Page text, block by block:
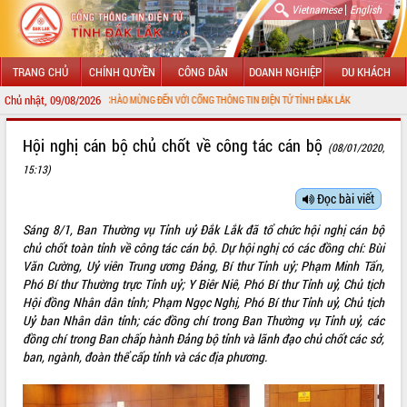
Vietnamese| English
TRANG CHỦ CHÍNH QUYỀN CÔNG DÂN DOANH NGHIỆP DU KHÁCH
Chủ nhật, 09/08/2026CHÀO MỪNG ĐẾN VỚI CỔNG THÔNG TIN ĐIỆN TỬ TỈNH ĐẮK LẮK
LÃNH ĐẠO UBND TỈNH
SỞ, BAN, NGÀNH
UBND CÁC XÃ, PHƯỜNG
THÔNG TIN CHỈ ĐẠO ĐIỀU HÀNH
HỆ THỐNG VĂN BẢN
VĂN BẢN HĐND TỈNH
Hội nghị cán bộ chủ chốt về công tác cán bộ (08/01/2020,
15:13)
Đọc bài viết
Sáng 8/1, Ban Thường vụ Tỉnh uỷ Đắk Lắk đã tổ chức hội nghị cán bộ
chủ chốt toàn tỉnh về công tác cán bộ. Dự hội nghị có các đồng chí: Bùi
Văn Cường, Uỷ viên Trung ương Đảng, Bí thư Tỉnh uỷ; Phạm Minh Tấn,
Phó Bí thư Thường trực Tỉnh uỷ; Y Biêr Niê, Phó Bí thư Tỉnh uỷ, Chủ tịch
Hội đồng Nhân dân tỉnh; Phạm Ngọc Nghị, Phó Bí thư Tỉnh uỷ, Chủ tịch
Uỷ ban Nhân dân tỉnh; các đồng chí trong Ban Thường vụ Tỉnh uỷ, các
đồng chí trong Ban chấp hành Đảng bộ tỉnh và lãnh đạo chủ chốt các sở,
ban, ngành, đoàn thể cấp tỉnh và các địa phương.